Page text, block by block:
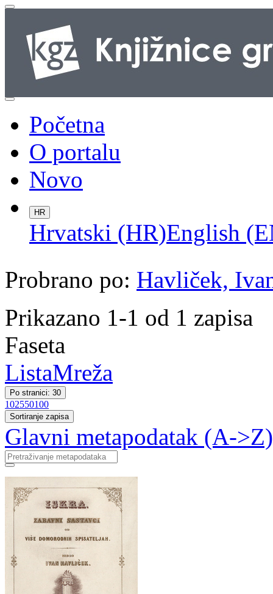
Početna
O portalu
Novo
HR
Hrvatski (HR)English
Probrano po: Havliček,
Prikazano 1-1 od 1 zapisa
Faseta
ListaMreža
Po stranici: 30
102550100
Sortiranje zapisa
Glavni metapodatak (A->Z)